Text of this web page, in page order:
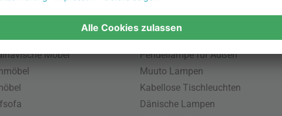
Möbel
Beliebte Leuchten
Pendellampe für Außen
Muuto Lampen
Kabellose Tischleuchten
Dänische Lampen